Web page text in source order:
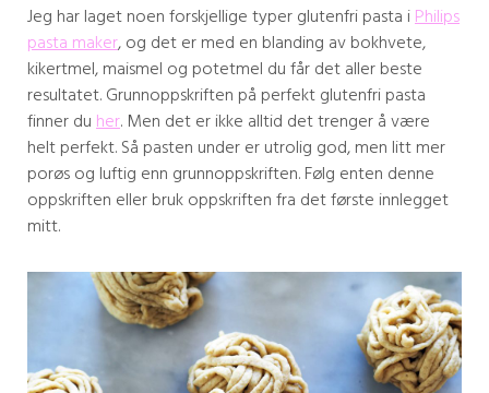
Jeg har laget noen forskjellige typer glutenfri pasta iPhilips
pasta maker, og det er med en blanding av bokhvete,
kikertmel, maismel og potetmel du får det aller beste
resultatet. Grunnoppskriften på perfekt glutenfri pasta
finner duher. Men det er ikke alltid det trenger å være
helt perfekt. Så pasten under er utrolig god, men litt mer
porøs og luftig enn grunnoppskriften. Følg enten denne
oppskriften eller bruk oppskriften fra det første innlegget
mitt.